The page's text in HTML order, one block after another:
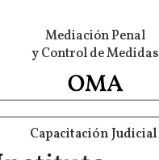
Mediación Penal
y Control de Medidas
Capacitación Judicial